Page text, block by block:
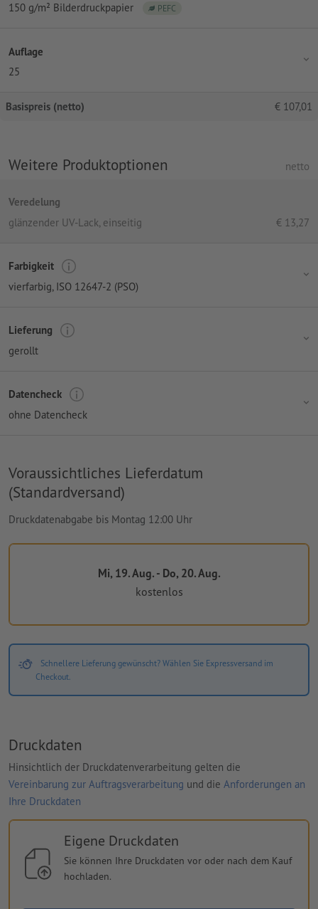
150 g/m² Bilderdruckpapier
PEFC
Auflage
25
Basispreis (netto) € 107,01
Weitere Produktoptionen netto
Veredelung
glänzender UV-Lack, einseitig
€ 13,27
Farbigkeit
vierfarbig, ISO 12647-2 (PSO)
Lieferung
gerollt
Datencheck
ohne Datencheck
Voraussichtliches Lieferdatum
(Standardversand)
Druckdatenabgabe bis Montag 12:00 Uhr
Mi, 19. Aug. - Do, 20. Aug.
kostenlos
Schnellere Lieferung gewünscht? Wählen Sie Expressversand im
Checkout.
Druckdaten
Hinsichtlich der Druckdatenverarbeitung gelten die
Vereinbarung zur Auftragsverarbeitung und die Anforderungen an
Ihre Druckdaten
Eigene Druckdaten
Sie können Ihre Druckdaten vor oder nach dem Kauf
hochladen.